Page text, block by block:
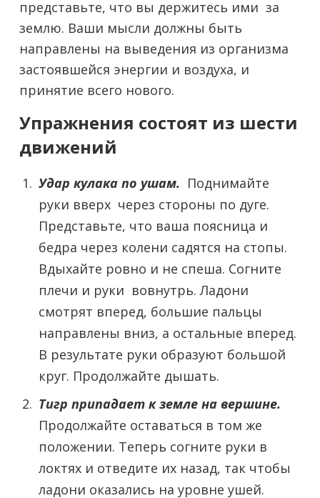
представьте, что вы держитесь ими за
землю. Ваши мысли должны быть
направлены на выведения из организма
застоявшейся энергии и воздуха, и
принятие всего нового.
Упражнения состоят из шести
движений
Удар кулака по ушам. Поднимайте
руки вверх через стороны по дуге.
Представьте, что ваша поясница и
бедра через колени садятся на стопы.
Вдыхайте ровно и не спеша. Согните
плечи и руки вовнутрь. Ладони
смотрят вперед, большие пальцы
направлены вниз, а остальные вперед.
В результате руки образуют большой
круг. Продолжайте дышать.
Тигр припадает к земле на вершине.
Продолжайте оставаться в том же
положении. Теперь согните руки в
локтях и отведите их назад, так чтобы
ладони оказались на уровне ушей.